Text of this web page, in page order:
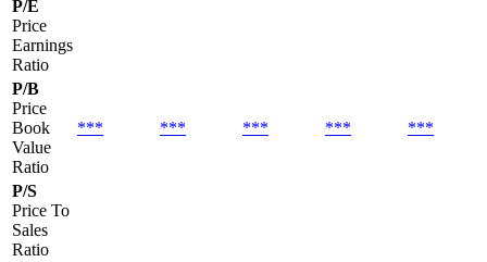
P/E
Price
Earnings
Ratio
P/B
Price
Book
Value
Ratio
*** *** *** *** ***
P/S
Price To
Sales
Ratio